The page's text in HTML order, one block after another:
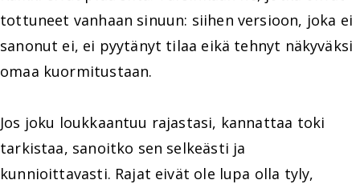
tottuneet vanhaan sinuun: siihen versioon, joka ei
sanonut ei, ei pyytänyt tilaa eikä tehnyt näkyväksi
omaa kuormitustaan.
Jos joku loukkaantuu rajastasi, kannattaa toki
tarkistaa, sanoitko sen selkeästi ja
kunnioittavasti. Rajat eivät ole lupa olla tyly,